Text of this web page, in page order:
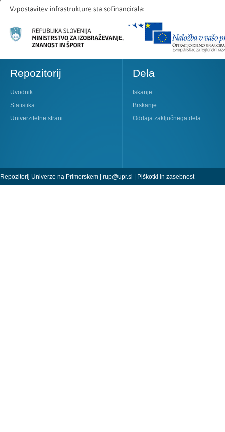
Repozitorij
Uvodnik
Statistika
Univerzitetne strani
Dela
Iskanje
Brskanje
Oddaja zaključnega dela
Repozitorij Univerze na Primorskem | rup@upr.si | Piškotki in zasebnost